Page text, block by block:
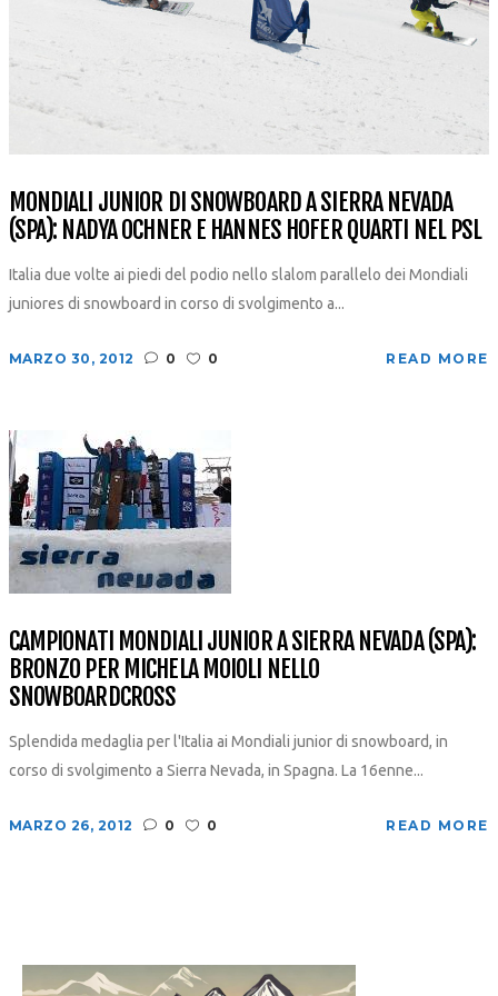
MONDIALI JUNIOR DI SNOWBOARD A SIERRA NEVADA
(SPA): NADYA OCHNER E HANNES HOFER QUARTI NEL PSL
Italia due volte ai piedi del podio nello slalom parallelo dei Mondiali
juniores di snowboard in corso di svolgimento a...
MARZO 30, 2012 0 0 READ MORE
CAMPIONATI MONDIALI JUNIOR A SIERRA NEVADA (SPA):
BRONZO PER MICHELA MOIOLI NELLO
SNOWBOARDCROSS
Splendida medaglia per l'Italia ai Mondiali junior di snowboard, in
corso di svolgimento a Sierra Nevada, in Spagna. La 16enne...
MARZO 26, 2012 0 0 READ MORE